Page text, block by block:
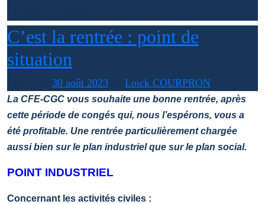
C’est la rentrée : point de
situation
30 août 2023 Loick COURPRON
La CFE-CGC vous souhaite une bonne rentrée, après
cette période de congés qui, nous l’espérons, vous a
été profitable. Une rentrée particulièrement chargée
aussi bien sur le plan industriel que sur le plan social.
POINT INDUSTRIEL
Concernant les activités civiles :